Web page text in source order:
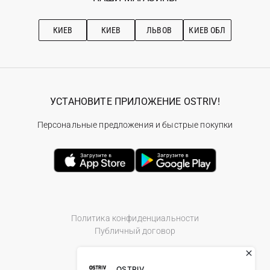
Рекомендации по уходу
КИЕВ КИЕВ ЛЬВОВ КИЕВ ОБЛ
Политика конфиденциальности
Публичный договор
УСТАНОВИТЕ ПРИЛОЖЕНИЕ OSTRIV!
Персональные предложения и быстрые покупки